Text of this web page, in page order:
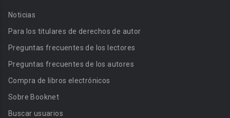
Noticias
Para los titulares de derechos de autor
Preguntas frecuentes de los lectores
Preguntas frecuentes de los autores
Compra de libros electrónicos
Sobre Booknet
Buscar usuarios